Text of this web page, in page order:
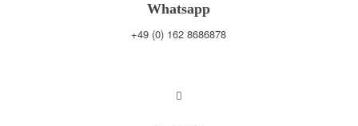
Whatsapp
+49 (0) 162 8686878